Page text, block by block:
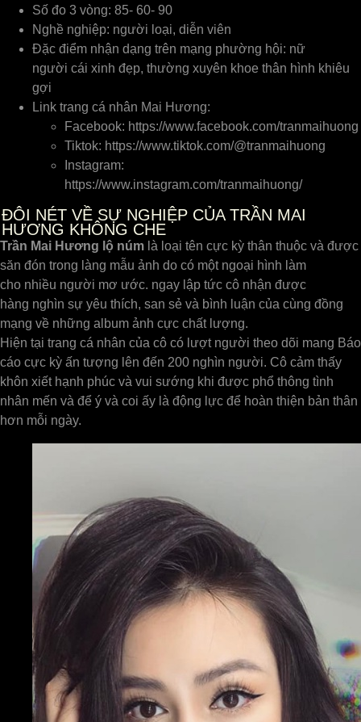
Số đo 3 vòng: 85- 60- 90
Nghề nghiệp: người loại, diễn viên
Đặc điểm nhận dạng trên mạng phường hội: nữ
người cái xinh đẹp, thường xuyên khoe thân hình khiêu
gợi
Link trang cá nhân Mai Hương:
Facebook: https://www.facebook.com/tranmaihuong
Tiktok: https://www.tiktok.com/@tranmaihuong
Instagram:
https://www.instagram.com/tranmaihuong/
ĐÔI NÉT VỀ SỰ NGHIỆP CỦA TRẦN MAI
HƯƠNG KHÔNG CHE
Trần Mai Hương lộ núm là loại tên cực kỳ thân thuộc và được
săn đón trong làng mẫu ảnh do có một ngoại hình làm
cho nhiều người mơ ước. ngay lập tức cô nhận được
hàng nghìn sự yêu thích, san sẻ và bình luận của cùng đồng
mạng về những album ảnh cực chất lượng.
Hiện tại trang cá nhân của cô có lượt người theo dõi mang Báo
cáo cực kỳ ấn tượng lên đến 200 nghìn người. Cô cảm thấy
khôn xiết hạnh phúc và vui sướng khi được phổ thông tình
nhân mến và để ý và coi ấy là động lực để hoàn thiện bản thân
hơn mỗi ngày.